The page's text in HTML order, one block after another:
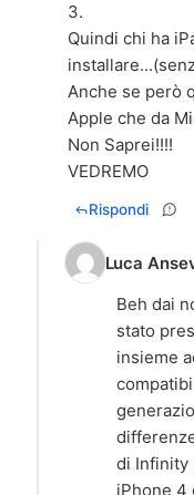
3.
Quindi chi ha
Anche se però
Apple che da
Non Saprei!!!!
VEDREMO
Rispondi
Luca
Beh dai
stato
insieme
di Infinity
iPhone 4